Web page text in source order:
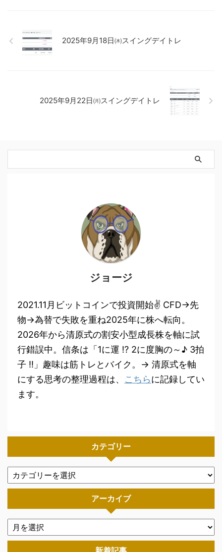
2025年9月18日㈭スイングデイトレ
2025年9月22日㈪スイングデイトレ
ジョージ
2021.11月ビットコインで投資開始✌ CFD→先
物→為替で失敗を重ね2025年に株へ転向。
2026年から清原式の割安小型成長株を軸に試
行錯誤中。信条は「1に運 !? 2に度胸の～♪ 3拍
子 !!」趣味は筋トレとバイク。→ 清原式を軸
にする思考の整理過程は、 こちらに記録してい
ます。
カテゴリー
アーカイブ